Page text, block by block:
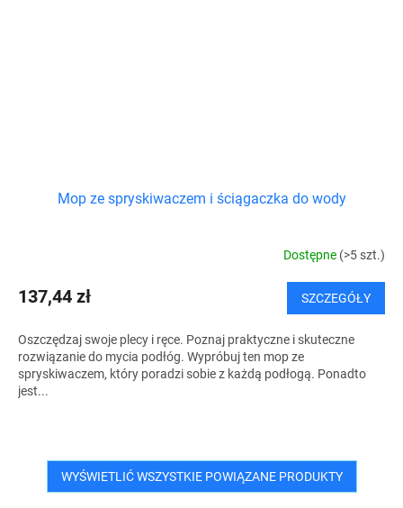
Mop ze spryskiwaczem i ściągaczka do wody
Dostępne (>5 szt.)
137,44 zł SZCZEGÓŁY
Oszczędzaj swoje plecy i ręce. Poznaj praktyczne i skuteczne
rozwiązanie do mycia podłóg. Wypróbuj ten mop ze
spryskiwaczem, który poradzi sobie z każdą podłogą. Ponadto
jest...
WYŚWIETLIĆ WSZYSTKIE POWIĄZANE PRODUKTY